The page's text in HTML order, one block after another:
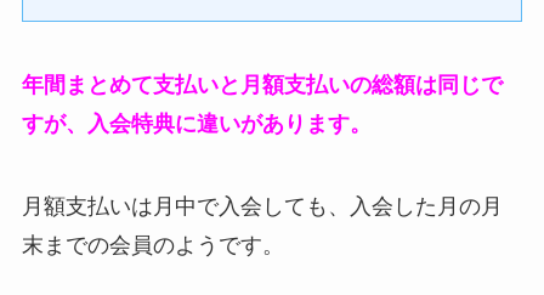
年間まとめて支払いと月額支払いの総額は同じで
すが、入会特典に違いがあります。
月額支払いは月中で入会しても、入会した月の月
末までの会員のようです。